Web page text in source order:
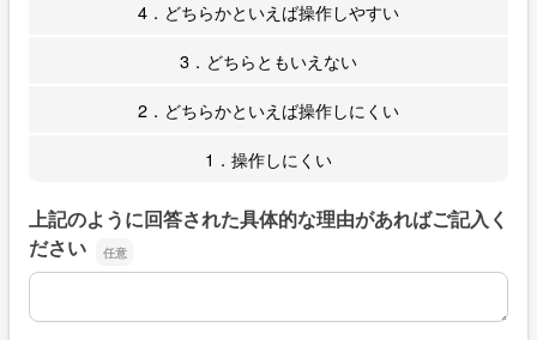
4．どちらかといえば操作しやすい
3．どちらともいえない
2．どちらかといえば操作しにくい
1．操作しにくい
上記のように回答された具体的な理由があればご記入く
ださい
上記のように回答された具体的な理由があればご記入くだ